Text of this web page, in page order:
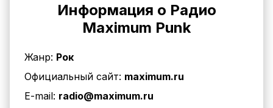
Информация о Радио
Maximum Punk
Жанр: Рок
Официальный сайт: maximum.ru
E-mail: radio@maximum.ru